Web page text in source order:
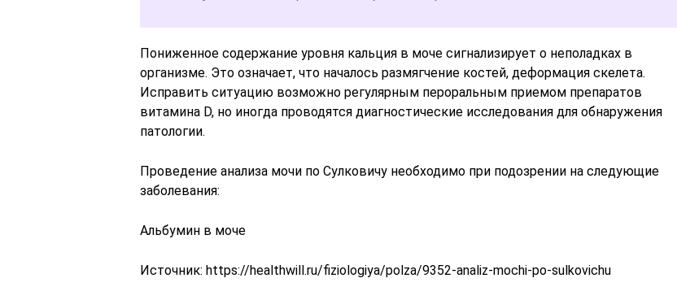
Пониженное содержание уровня кальция в моче сигнализирует о неполадках в
организме. Это означает, что началось размягчение костей, деформация скелета.
Исправить ситуацию возможно регулярным пероральным приемом препаратов
витамина D, но иногда проводятся диагностические исследования для обнаружения
патологии.
Проведение анализа мочи по Сулковичу необходимо при подозрении на следующие
заболевания:
Альбумин в моче
Источник: https://healthwill.ru/fiziologiya/polza/9352-analiz-mochi-po-sulkovichu